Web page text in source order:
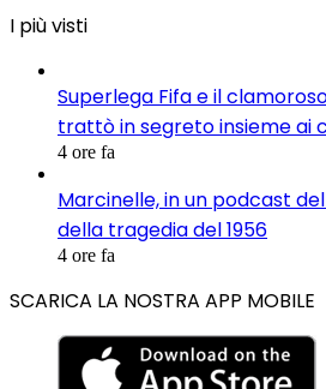
I più visti
Superlega Fifa e il
trattò in segreto insieme ai
4 ore fa
Marcinelle, in un podcast
della tragedia del 1956
4 ore fa
SCARICA LA NOSTRA APP MOBILE